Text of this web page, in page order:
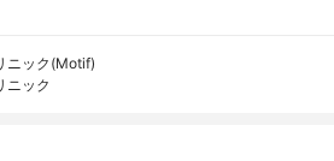
ニック(Motif)
ニック